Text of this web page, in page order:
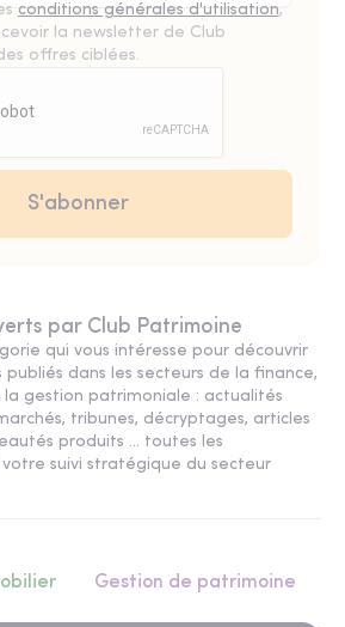
conditions générales d'utilisation,
la newsletter de Club
offres ciblées.
par Club Patrimoine
qui vous intéresse pour découvrir
publiés dans les secteurs de la finance,
gestion patrimoniale : actualités
tribunes, décryptages, articles
produits ... toutes les
suivi stratégique du secteur
Gestion de patrimoine